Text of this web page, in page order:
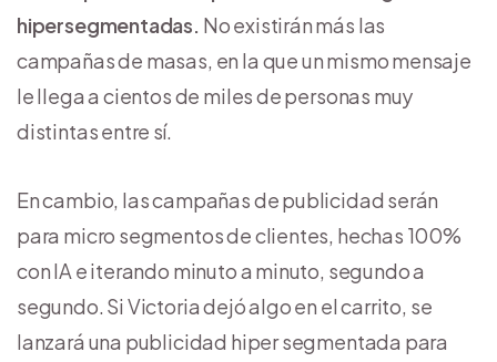
hipersegmentadas. No existirán más las
campañas de masas, en la que un mismo mensaje
le llega a cientos de miles de personas muy
distintas entre sí.
En cambio, las campañas de publicidad serán
para micro segmentos de clientes, hechas 100%
con IA e iterando minuto a minuto, segundo a
segundo. Si Victoria dejó algo en el carrito, se
lanzará una publicidad hiper segmentada para